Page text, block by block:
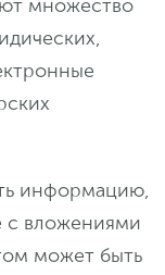
множество
информацию,
с вложениями
может быть